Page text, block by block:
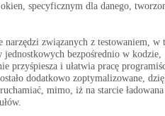
specyficznym dla danego,
związanych z testowaniem, w
bezpośrednio w kodzie,
przyśpiesza i ułatwia pracę
dodatkowo zoptymalizowane,
mimo, iż na starcie